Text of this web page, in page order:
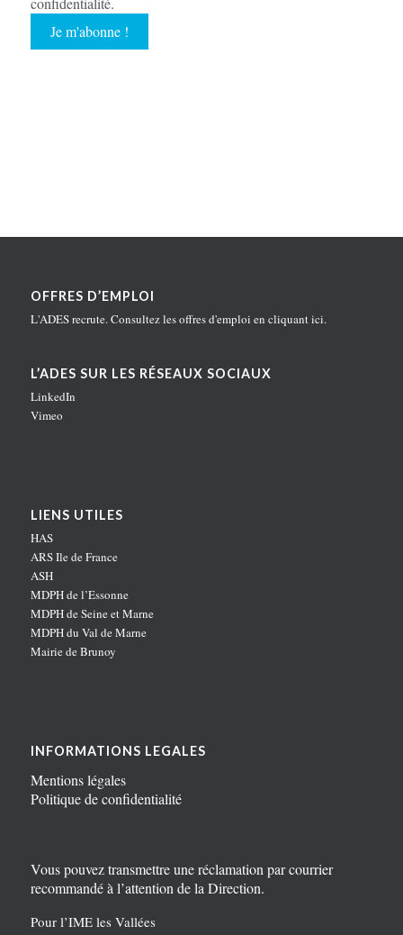
OFFRES D’EMPLOI
L'ADES recrute. Consultez les offres d'emploi en cliquant ici.
L’ADES SUR LES RÉSEAUX SOCIAUX
LinkedIn
Vimeo
LIENS UTILES
HAS
ARS Ile de France
ASH
MDPH de l’Essonne
MDPH de Seine et Marne
MDPH du Val de Marne
Mairie de Brunoy
INFORMATIONS LEGALES
Mentions légales
Politique de confidentialité
Vous pouvez transmettre une réclamation par courrier
recommandé à l’attention de la Direction.
Pour l’IME les Vallées